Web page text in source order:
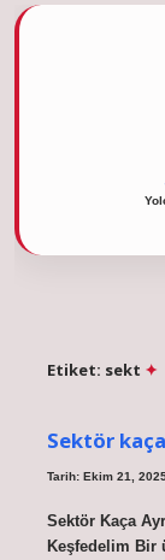
Etiket: sekt
Sektör kaça
Tarih: Ekim 21,
Sektör Kaça
Keşfedelim Bir